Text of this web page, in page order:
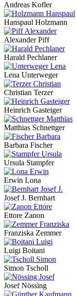
Andreas Kofler
Hanspaul Holzmann
Alexander Piff
Harald Pechlaner
Lena Unterweger
Christian Terzer
Heinrich Gasteiger
Matthias Schnettger
Barbara Fischer
Ursula Stampfer
Erwin Lona
Josef J. Bernhart
Ettore Zanon
Franziska Zemmer
Luigi Boitani
Simon Tscholl
Josef Nössing